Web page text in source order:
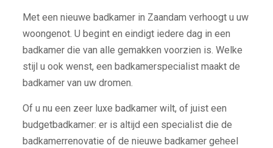
Met een nieuwe badkamer in Zaandam verhoogt u uw
woongenot. U begint en eindigt iedere dag in een
badkamer die van alle gemakken voorzien is. Welke
stijl u ook wenst, een badkamerspecialist maakt de
badkamer van uw dromen.
Of u nu een zeer luxe badkamer wilt, of juist een
budgetbadkamer: er is altijd een specialist die de
badkamerrenovatie of de nieuwe badkamer geheel